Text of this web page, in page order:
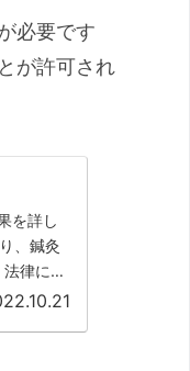
必要です
が許可され
を詳し
、鍼灸
律につ
ッサー